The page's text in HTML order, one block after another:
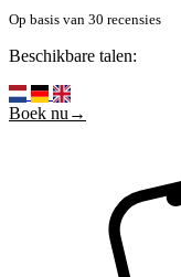
Op basis van 30 recensies
Beschikbare talen:
Boek nu→